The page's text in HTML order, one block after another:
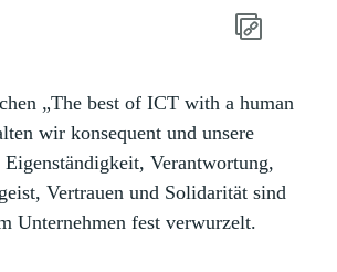
„The best of ICT with a human
wir konsequent und unsere
Verantwortung,
Vertrauen und Solidarität sind
Unternehmen fest verwurzelt.